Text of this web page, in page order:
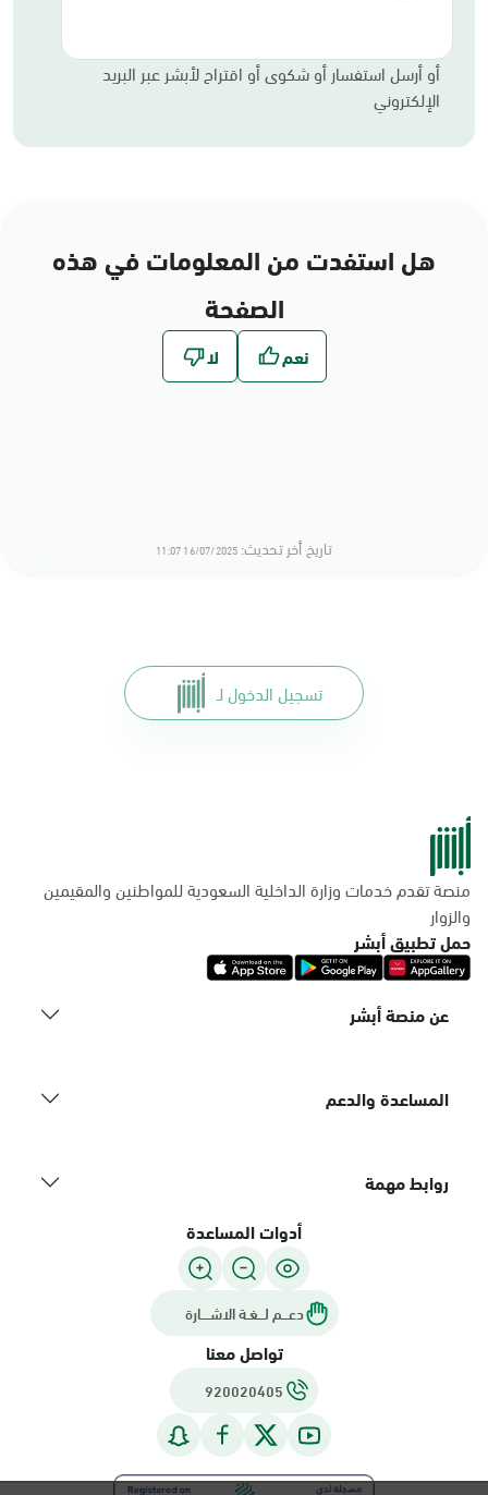
أو أرسل استفسار أو شكوى أو اقتراح لأبشر عبر البريد
الإلكتروني
هل استفدت من المعلومات في هذه
الصفحة
تاريخ أخر تحديث: 16/07/2025 11:07
تسجيل الدخول لـ
منصة تقدم خدمات وزارة الداخلية السعودية للمواطنين والمقيمين
والزوار
حمل تطبيق أبشر
عن منصة أبشر
المساعدة والدعم
روابط مهمة
أدوات المساعدة
دعـــم لـــغـة الاشــــارة
تواصل معنا
920020405